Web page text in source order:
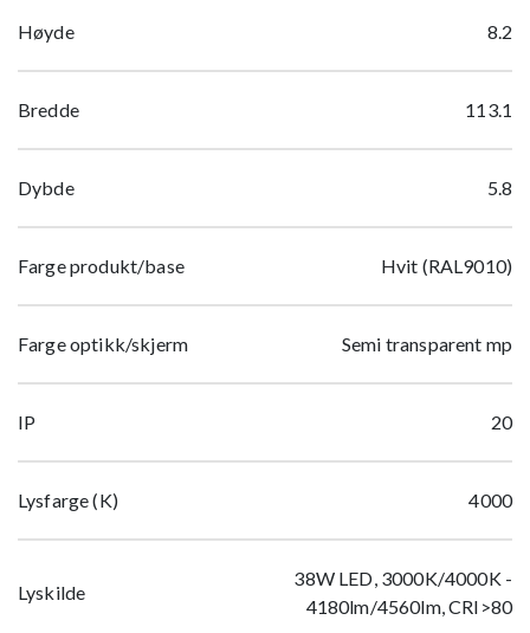
Høyde 8.2
Bredde 113.1
Dybde 5.8
Farge produkt/base Hvit (RAL9010)
Farge optikk/skjerm Semi transparent mp
IP 20
Lysfarge (K) 4000
Lyskilde
38W LED, 3000K/4000K -
4180lm/4560lm, CRI>80